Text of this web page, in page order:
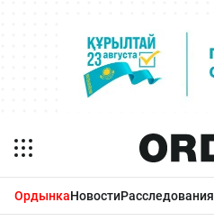
ОрдынкаНовостиРасследования